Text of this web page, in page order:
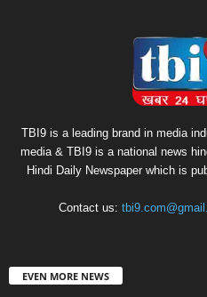
TBI9 is a leading brand in media
media & TBI9 is a national news
Hindi Daily Newspaper which is
Contact us:
EVEN MORE NEWS